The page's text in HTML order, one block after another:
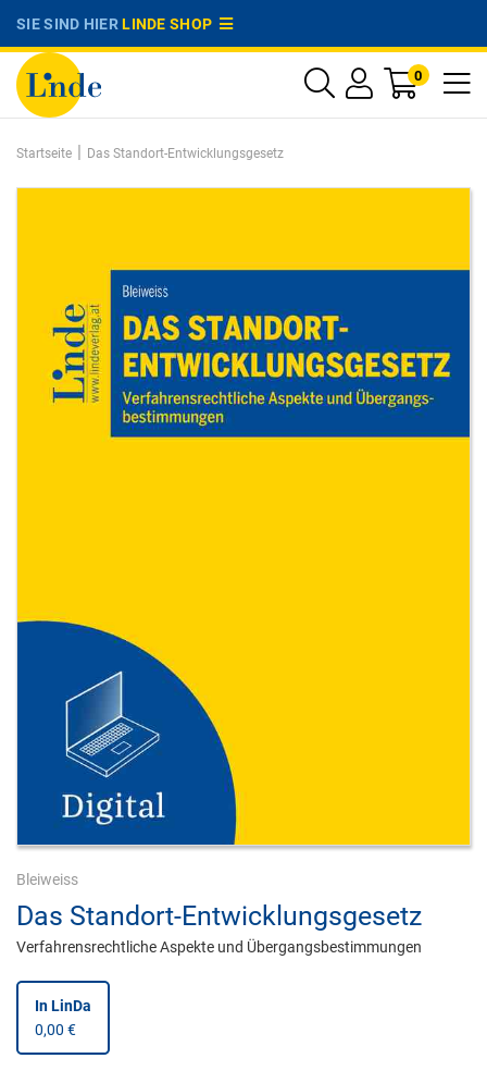
SIE SIND HIERLINDE SHOP
0
Startseite | Das Standort-Entwicklungsgesetz
Bleiweiss
Das Standort-Entwicklungsgesetz
Verfahrensrechtliche Aspekte und Übergangsbestimmungen
In LinDa
0,00 €